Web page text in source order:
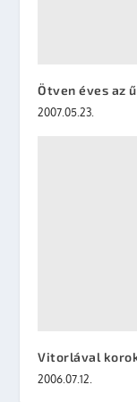
Ötven éves az
2007.05.23.
Vitorlával
2006.07.12.